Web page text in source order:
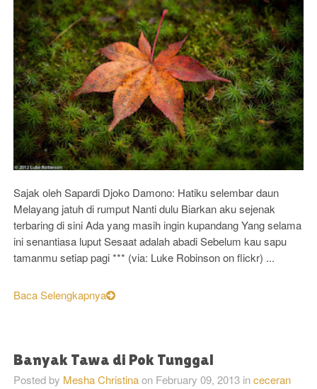
Sajak oleh Sapardi Djoko Damono: Hatiku selembar daun
Melayang jatuh di rumput Nanti dulu Biarkan aku sejenak
terbaring di sini Ada yang masih ingin kupandang Yang selama
ini senantiasa luput Sesaat adalah abadi Sebelum kau sapu
tamanmu setiap pagi *** (via: Luke Robinson on flickr) ...
Baca Selengkapnya
Banyak Tawa di Pok Tunggal
Posted by Mesha Christina on February 09, 2013 inceceran